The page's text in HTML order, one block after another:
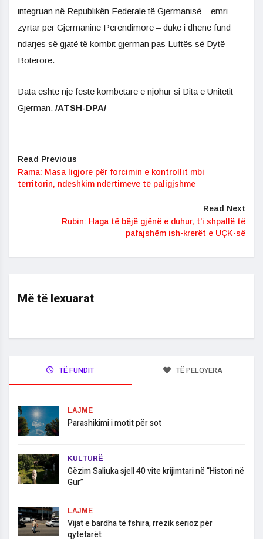
integruan në Republikën Federale të Gjermanisë – emri
zyrtar për Gjermaninë Perëndimore – duke i dhënë fund
ndarjes së gjatë të kombit gjerman pas Luftës së Dytë
Botërore.
Data është një festë kombëtare e njohur si Dita e Unitetit
Gjerman. /ATSH-DPA/
Read Previous
Rama: Masa ligjore për forcimin e kontrollit mbi
territorin, ndëshkim ndërtimeve të paligjshme
Read Next
Rubin: Haga të bëjë gjënë e duhur, t’i shpallë të
pafajshëm ish-krerët e UÇK-së
Më të lexuarat
TË FUNDIT TË PELQYERA
LAJME
Parashikimi i motit për sot
KULTURË
Gëzim Saliuka sjell 40 vite krijimtari në “Histori në
Gur”
LAJME
Vijat e bardha të fshira, rrezik serioz për
qytetarët